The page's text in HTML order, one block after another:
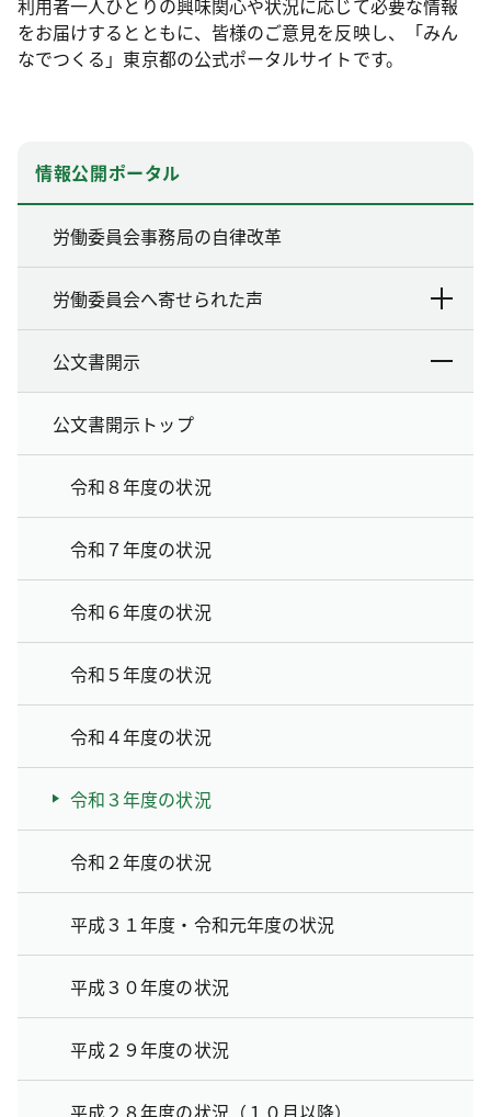
をお届けするとともに、皆様のご意見を反映し、「みん
なでつくる」東京都の公式ポータルサイトです。
情報公開ポータル
労働委員会事務局の自律改革
労働委員会へ寄せられた声
公文書開示
公文書開示トップ
令和８年度の状況
令和７年度の状況
令和６年度の状況
令和５年度の状況
令和４年度の状況
令和３年度の状況
令和２年度の状況
平成３１年度・令和元年度の状況
平成３０年度の状況
平成２９年度の状況
平成２８年度の状況（１０月以降）